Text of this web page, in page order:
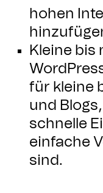
hohen
Kleine bis
für kleine
und
schnelle
einfache
sind.